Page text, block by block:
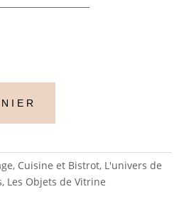
, Cuisine et Bistrot, L'univers de
, Les Objets de Vitrine